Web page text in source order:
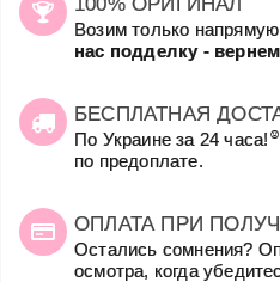
Возим только
нас подделку -
БЕСПЛАТНАЯ
По Украине за 24 часа! ☺
по предоплате.
ОПЛАТА ПРИ
Остались сомнения?
осмотра, когда